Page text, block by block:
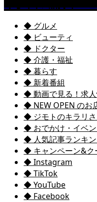
◆ グルメ
◆ ビューティ
◆ ドクター
◆ 介護・福祉
◆ 暮らす
◆ 新着番組
◆ 動画で見る！求
◆ NEW OPEN のお
◆ ジモトのキラリ
◆ おでかけ・イベ
◆ 人気記事ランキ
◆ キャンペーン&ク
◆ Instagram
◆ TikTok
◆ YouTube
◆ Facebook